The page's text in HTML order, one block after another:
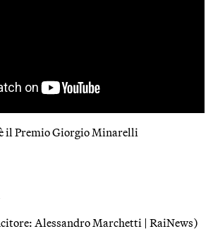
il Premio Giorgio Minarelli
Alessandro Marchetti | RaiNews)